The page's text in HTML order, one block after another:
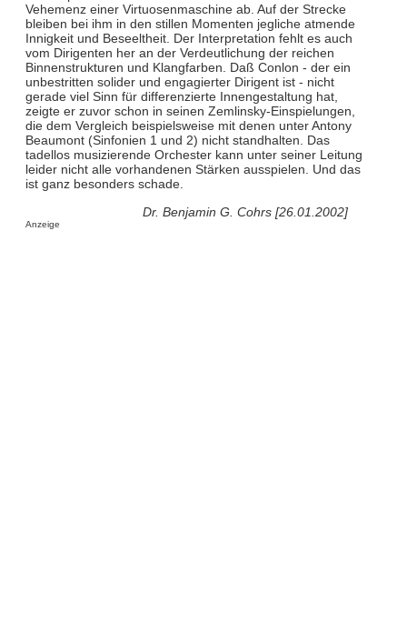
Vehemenz einer Virtuosenmaschine ab. Auf der Strecke
bleiben bei ihm in den stillen Momenten jegliche atmende
Innigkeit und Beseeltheit. Der Interpretation fehlt es auch
vom Dirigenten her an der Verdeutlichung der reichen
Binnenstrukturen und Klangfarben. Daß Conlon - der ein
unbestritten solider und engagierter Dirigent ist - nicht
gerade viel Sinn für differenzierte Innengestaltung hat,
zeigte er zuvor schon in seinen Zemlinsky-Einspielungen,
die dem Vergleich beispielsweise mit denen unter Antony
Beaumont (Sinfonien 1 und 2) nicht standhalten. Das
tadellos musizierende Orchester kann unter seiner Leitung
leider nicht alle vorhandenen Stärken ausspielen. Und das
ist ganz besonders schade.
Dr. Benjamin G. Cohrs [26.01.2002]
Anzeige